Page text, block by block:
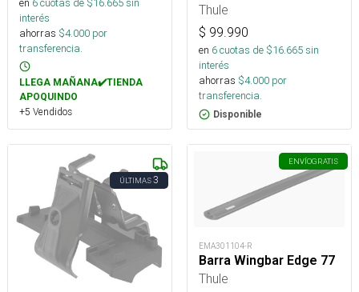
interés
ahorras $4.000 por
transferencia.
LLEGA MAÑANA✔️TIENDA
APOQUINDO
+5 Vendidos
Thule
$ 99.990
en 6cuotas de $16.665sin
interés
ahorras $4.000 por
transferencia.
Disponible
ÚLTIMAS3
ENVÍOGRATIS
EMA301104-R
Barra Wingbar Edge 77
Thule